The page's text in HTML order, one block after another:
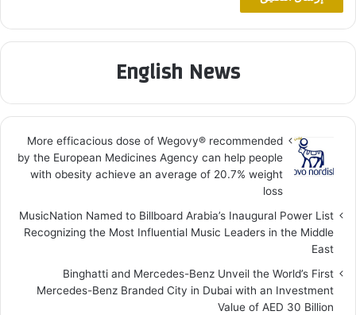
English News
More efficacious dose of Wegovy®️ recommended
by the European Medicines Agency can help people
with obesity achieve an average of 20.7% weight
loss
MusicNation Named to Billboard Arabia’s Inaugural Power List
Recognizing the Most Influential Music Leaders in the Middle
East
Binghatti and Mercedes-Benz Unveil the World’s First
Mercedes-Benz Branded City in Dubai with an Investment
Value of AED 30 Billion